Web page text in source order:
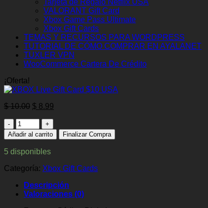
VALORANT Gift Card
Xbox Game Pass Ultimate
Xbox Gift Cards
TEMAS Y RECURSOS PARA WORDPRESS
TUTORIAL DE CÓMO COMPRAR EN AYALANET
TUXLER VPN
WooCommerce Cartera De Crédito
¡Oferta!
$10.00 El
original
era:
$ 10.00.
$ 8.99
es:
$ 8.99.
XBOX
Live
Gift
Card
$10
USA
Añadir al carrito Finalizar Compra
5 disponibles
Categoría: Xbox Gift Cards
Descripción
Valoraciones (0)